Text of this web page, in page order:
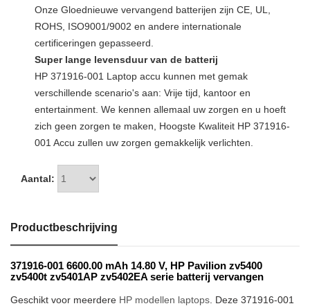
Onze Gloednieuwe vervangend batterijen zijn CE, UL,
ROHS, ISO9001/9002 en andere internationale
certificeringen gepasseerd.
Super lange levensduur van de batterij
HP 371916-001 Laptop accu kunnen met gemak
verschillende scenario's aan: Vrije tijd, kantoor en
entertainment. We kennen allemaal uw zorgen en u hoeft
zich geen zorgen te maken, Hoogste Kwaliteit HP 371916-
001 Accu zullen uw zorgen gemakkelijk verlichten.
Aantal:
Productbeschrijving
371916-001 6600.00 mAh 14.80 V, HP Pavilion zv5400
zv5400t zv5401AP zv5402EA serie batterij vervangen
Geschikt voor meerdere HP modellen laptops . Deze 371916-001